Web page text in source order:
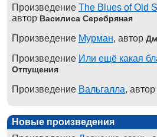
Произведение The Blues of Old
автор Василиса Серебряная
Произведение Мурман, автор
Произведение Или ещё какая
Отпущения
Произведение Вальгалла, автор
Новые произведения